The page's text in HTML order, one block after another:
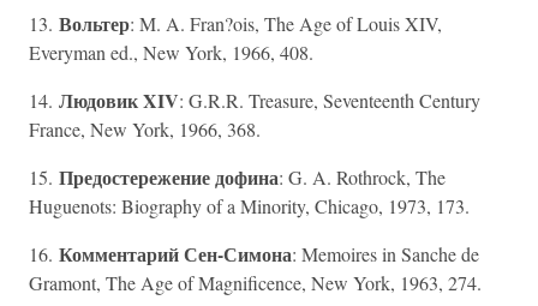
13. Вольтер: M. A. Fran?ois, The Age of Louis XIV,
Everyman ed., New York, 1966, 408.
14. Людовик XIV: G.R.R. Treasure, Seventeenth Century
France, New York, 1966, 368.
15. Предостережение дофина: G. A. Rothrock, The
Huguenots: Biography of a Minority, Chicago, 1973, 173.
16. Комментарий Сен-Симона: Memoires in Sanche de
Gramont, The Age of Magnificence, New York, 1963, 274.